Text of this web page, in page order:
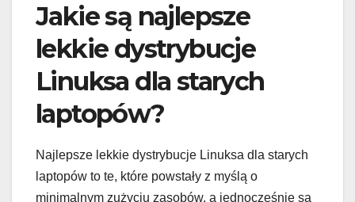
Jakie są najlepsze
lekkie dystrybucje
Linuksa dla starych
laptopów?
Najlepsze lekkie dystrybucje Linuksa dla starych
laptopów to te, które powstały z myślą o
minimalnym zużyciu zasobów, a jednocześnie są